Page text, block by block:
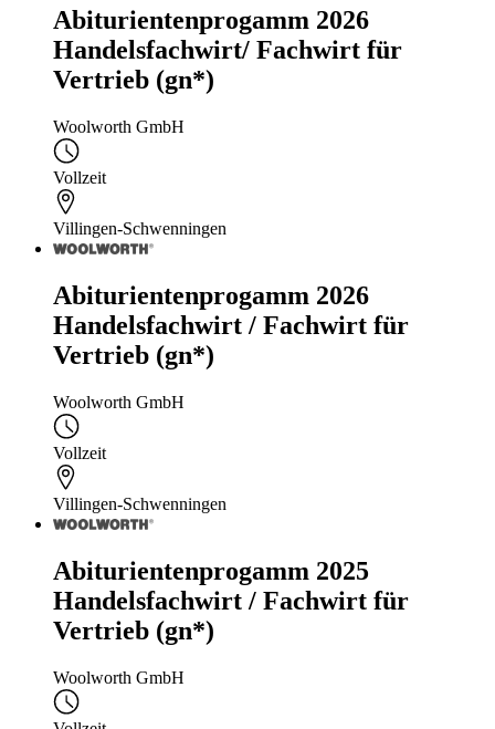
Abiturientenprogamm 2026
Handelsfachwirt/ Fachwirt für
Vertrieb (gn*)
Woolworth GmbH
Vollzeit
Villingen-Schwenningen
Abiturientenprogamm 2026
Handelsfachwirt / Fachwirt für
Vertrieb (gn*)
Woolworth GmbH
Vollzeit
Villingen-Schwenningen
Abiturientenprogamm 2025
Handelsfachwirt / Fachwirt für
Vertrieb (gn*)
Woolworth GmbH